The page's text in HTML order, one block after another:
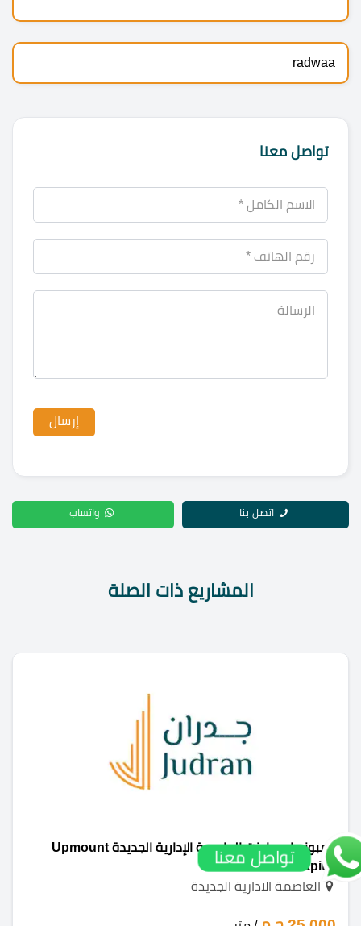
radwaa
تواصل معنا
اتصل بنا واتساب
المشاريع ذات الصلة
كمبوند اب ماونت العاصمة الإدارية الجديدة Upmount
New Capital
العاصمة الادارية الجديدة
تواصل معنا